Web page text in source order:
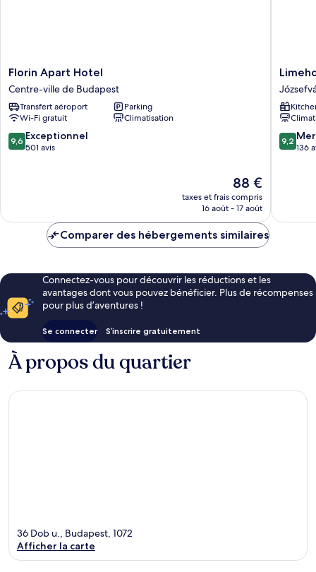
Florin
Apart
Hotel
Centre-
ville
de
Budapest
Florin Apart Hotel
Centre-ville de Budapest
Transfert aéroport
Parking
Wi-Fi gratuit
Climatisation
9.6
sur
9,6 Exceptionnel
501 avis
Le
nouveau
prix
de
88 €
taxes et frais compris
16 août - 17 août
Mosonyi
u.
4
9.2
sur
9,2
136
Comparer des hébergements similaires
Connectez-vous pour découvrir les réductions et les
avantages dont vous pouvez bénéficier. Plus de récompenses
pour plus d’aventures !
Se connecter S’inscrire gratuitement
À propos du quartier
36 Dob u., Budapest, 1072
Afficher la carte